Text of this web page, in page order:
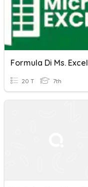
Formula Di Ms. Excel
20 T 7th